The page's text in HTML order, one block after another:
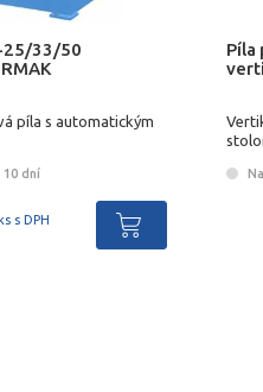
25/33/50
píla s automatickým
10 dní
s DPH
Píla